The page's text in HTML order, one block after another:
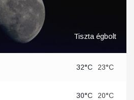
Tiszta égbolt
32°C 23°C
30°C 20°C